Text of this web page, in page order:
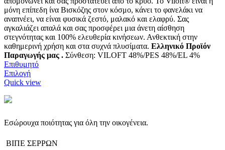
μόνη επίπεδη ίνα Βισκόζης στον κόσμο, κάνει το φανελάκι να
αναπνέει, να είναι φυσικά ζεστό, μαλακό και ελαφρύ. Σας
αγκαλιάζει απαλά και σας προσφέρει μια άνετη αίσθηση
στεγνότητας και 100% ελευθερία κινήσεων. Ανθεκτική στην
καθημερινή χρήση και στα συχνά πλυσίματα. Ελληνικό Προϊόν
Παραγωγής μας . Σύνθεση: VILOFT 48%/PES 48%/EL 4%
Επιθυμητό
ΕπιλογήΑυτό
το
παραλλαγές.
Οι
μπορούν
Quick view
Εσώρουχα ποιότητας για όλη την οικογένεια.
ΒΙΠΕ ΣΕΡΡΩΝ